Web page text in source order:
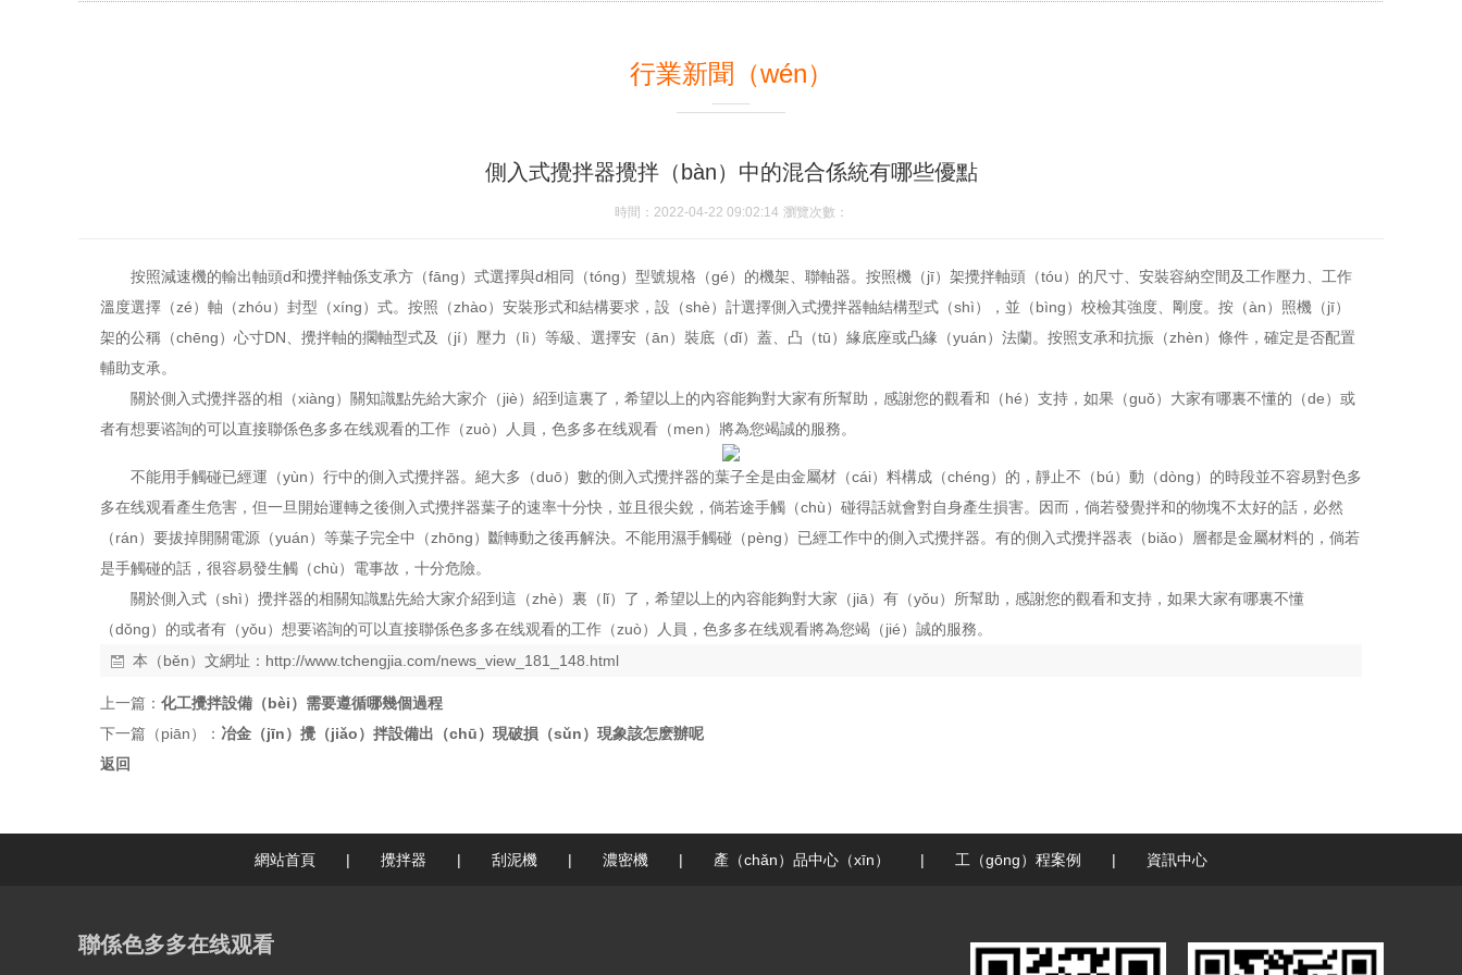
行業新聞（wén）
側入式攪拌器攪拌（bàn）中的混合係統有哪些優點
時間：2022-04-22 09:02:14 瀏覽次數：
按照減速機的輸出軸頭d和攪拌軸係支承方（fāng）式選擇與d相同（tóng）型號規格（gé）的機架、聯軸器。按照機（jī）架攪拌軸頭（tóu）的尺寸、安裝容納空間及工作壓力、工作
溫度選擇（zé）軸（zhóu）封型（xíng）式。按照（zhào）安裝形式和結構要求，設（shè）計選擇側入式攪拌器軸結構型式（shì），並（bìng）校檢其強度、剛度。按（àn）照機（jī）
架的公稱（chēng）心寸DN、攪拌軸的擱軸型式及（jí）壓力（lì）等級、選擇安（ān）裝底（dǐ）蓋、凸（tū）緣底座或凸緣（yuán）法蘭。按照支承和抗振（zhèn）條件，確定是否配置
輔助支承。
關於側入式攪拌器的相（xiàng）關知識點先給大家介（jiè）紹到這裏了，希望以上的內容能夠對大家有所幫助，感謝您的觀看和（hé）支持，如果（guǒ）大家有哪裏不懂的（de）或
者有想要谘詢的可以直接聯係色多多在线观看的工作（zuò）人員，色多多在线观看（men）將為您竭誠的服務。
不能用手觸碰已經運（yùn）行中的側入式攪拌器。絕大多（duō）數的側入式攪拌器的葉子全是由金屬材（cái）料構成（chéng）的，靜止不（bú）動（dòng）的時段並不容易對色多
多在线观看產生危害，但一旦開始運轉之後側入式攪拌器葉子的速率十分快，並且很尖銳，倘若途手觸（chù）碰得話就會對自身產生損害。因而，倘若發覺拌和的物塊不太好的話，必然
（rán）要拔掉開關電源（yuán）等葉子完全中（zhōng）斷轉動之後再解決。不能用濕手觸碰（pèng）已經工作中的側入式攪拌器。有的側入式攪拌器表（biǎo）層都是金屬材料的，倘若
是手觸碰的話，很容易發生觸（chù）電事故，十分危險。
關於側入式（shì）攪拌器的相關知識點先給大家介紹到這（zhè）裏（lǐ）了，希望以上的內容能夠對大家（jiā）有（yǒu）所幫助，感謝您的觀看和支持，如果大家有哪裏不懂
（dǒng）的或者有（yǒu）想要谘詢的可以直接聯係色多多在线观看的工作（zuò）人員，色多多在线观看將為您竭（jié）誠的服務。
本（běn）文網址： http://www.tchengjia.com/news_view_181_148.html
上一篇： 化工攪拌設備（bèi）需要遵循哪幾個過程
下一篇（piān）： 冶金（jīn）攪（jiǎo）拌設備出（chū）現破損（sǔn）現象該怎麽辦呢
返回
網站首頁 | 攪拌器 | 刮泥機 | 濃密機 | 產（chǎn）品中心（xīn） | 工（gōng）程案例 | 資訊中心
聯係色多多在线观看